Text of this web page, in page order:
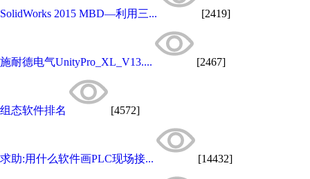
SolidWorks 2015 MBD—利用三... [2419]
施耐德电气UnityPro_XL_V13.... [2467]
组态软件排名 [4572]
求助:用什么软件画PLC现场接... [14432]